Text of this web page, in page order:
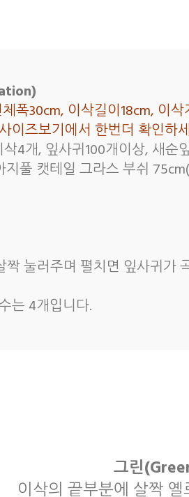
폭30cm, 이삭길이18cm, 이
이즈보기에서 한번더 확인하
4개, 잎사귀100개이상, 새순
풀 캣테일 그라스 부쉬
눌러주며 펼치면 잎사귀가
는 4개입니다.
그린
이삭의 끝부분에 살짝